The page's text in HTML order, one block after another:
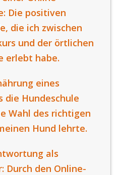
Die positiven
die ich zwischen
und der örtlichen
erlebt habe.
eines
die Hundeschule
Wahl des richtigen
Hund lehrte.
als
Durch den Online-